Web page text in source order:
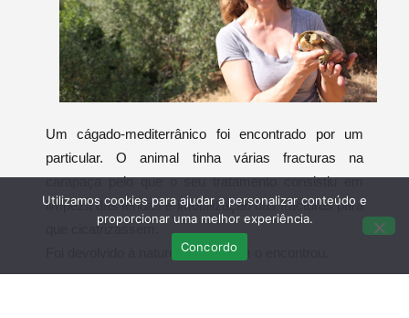
Um cágado-mediterrânico foi encontrado por um
particular. O animal tinha várias fracturas na
carapaça pelo que o seu tratamento consistiu em
limpeza das feridas e imobilização das fracturas para
que cicatrizassem.
Foi devolvido à natureza por quem o encontrou.
Utilizamos cookies para ajudar a personalizar conteúdo e
proporcionar uma melhor experiência.
Concordo